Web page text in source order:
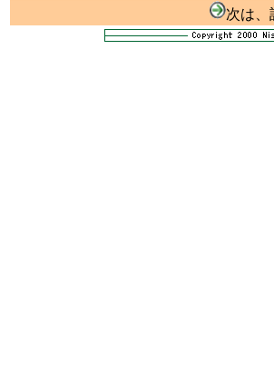
次は、